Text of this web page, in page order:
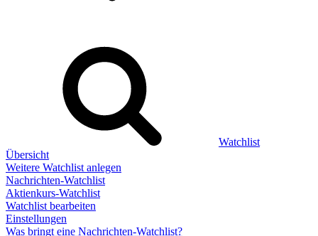
Watchlist
Übersicht
Weitere Watchlist anlegen
Nachrichten-Watchlist
Aktienkurs-Watchlist
Watchlist bearbeiten
Einstellungen
Was bringt eine Nachrichten-Watchlist?